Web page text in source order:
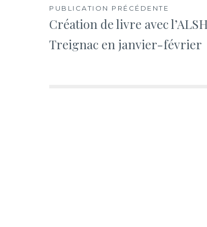
Navigation
de
l’article
PUBLICATION PRÉCÉDENTE
Création de livre avec
Treignac en janvier-février